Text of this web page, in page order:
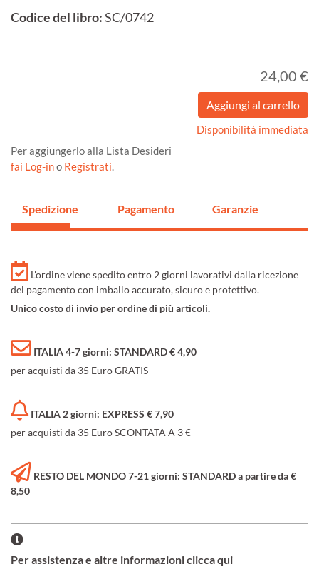
Codice del libro:SC/0742
24,00 €
Disponibilità immediata
Per aggiungerlo alla Lista Desideri
fai Log-ino Registrati.
Spedizione Pagamento Garanzie
L'ordine viene spedito entro 2 giorni lavorativi dalla ricezione
del pagamento con imballo accurato, sicuro e protettivo.
Unico costo di invio per ordine di più articoli.
ITALIA 4-7 giorni: STANDARD € 4,90
per acquisti da 35 Euro GRATIS
ITALIA 2 giorni: EXPRESS € 7,90
per acquisti da 35 Euro SCONTATA A 3 €
RESTO DEL MONDO 7-21 giorni: STANDARD a partire da €
8,50
Per assistenza e altre informazioni clicca qui